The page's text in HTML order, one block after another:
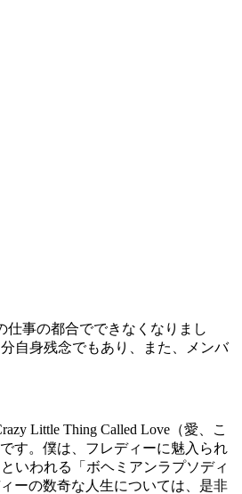
仕事の都合でできなくなりまし
自身残念でもあり、また、メンバ
Little Thing Called Love（愛、こ
す。僕は、フレディーに魅入られ
いわれる「ボヘミアンラプソディ
ーの数奇な人生については、是非